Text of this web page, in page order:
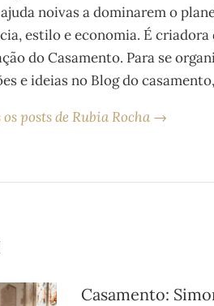
noivas a dominarem o
estilo e economia. É
do Casamento. Para se
e ideias no Blog do
os posts de Rubia Rocha →
Casamento: